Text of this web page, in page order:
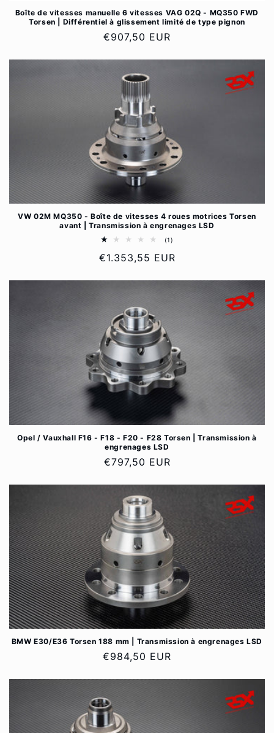
Boîte de vitesses manuelle 6 vitesses VAG 02Q - MQ350 FWD
Torsen | Différentiel à glissement limité de type pignon
Prix
€907,50 EUR
VW 02M MQ350 - Boîte de vitesses 4 roues motrices Torsen
avant | Transmission à engrenages LSD
(1)
des
Prix
€1.353,55 EUR
Opel / Vauxhall F16 - F18 - F20 - F28 Torsen | Transmission à
engrenages LSD
Prix
€797,50 EUR
BMW E30/E36 Torsen 188 mm | Transmission à engrenages LSD
Prix
€984,50 EUR